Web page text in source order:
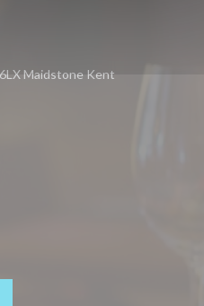
Maidstone Kent ((otevře se v